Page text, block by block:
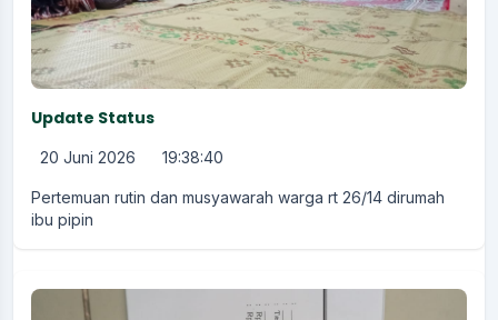
Update Status
20 Juni 2026 19:38:40
Pertemuan rutin dan musyawarah warga rt 26/14 dirumah
ibu pipin